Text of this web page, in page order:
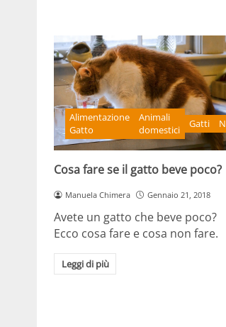
Alimentazione
Gatto
Animali
domestici
Gatti
Cosa fare se il gatto beve poco?
Manuela Chimera Gennaio 21, 2018
Avete un gatto che beve poco?
Ecco cosa fare e cosa non fare.
Leggi di più